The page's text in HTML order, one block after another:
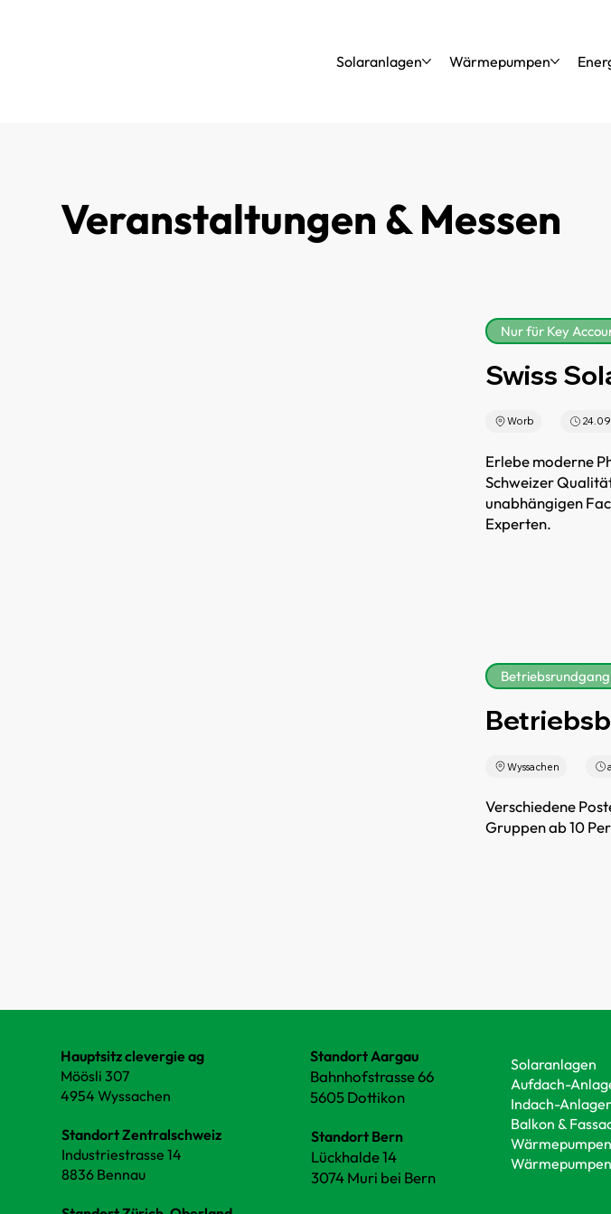
Solaranlagen Wärmepumpen
Veranstaltungen & Messen
Nur für Key
Swiss
Worb
Erlebe moderne
Schweizer
unabhängigen
Experten.
Betriebsrundgang
Wyssachen
Verschiedene
Gruppen ab 10
Solaranlagen
Aufdach-
Indach-
Balkon &
Wärmepumpen
Hauptsitz clevergie ag
Möösli 307
4954 Wyssachen
Standort Zentralschweiz
Industriestrasse 14
8836 Bennau
Standort Aargau
Bahnhofstrasse 66
5605 Dottikon
Standort Bern
Lückhalde 14
3074 Muri bei Bern